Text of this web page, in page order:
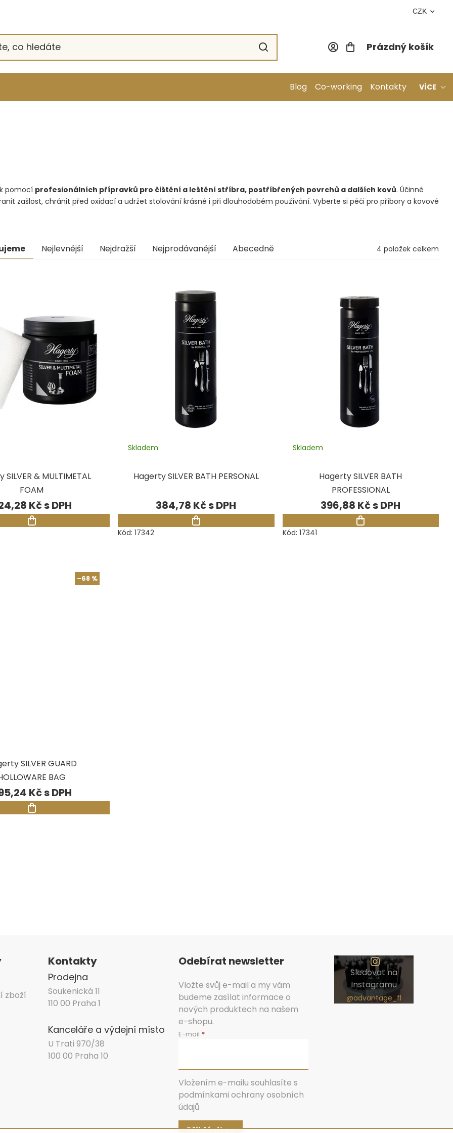
CZK
Nákupní
Prázdný košík
Blog Co-working Kontakty VÍCE
pomocí profesionálních přípravků pro čištění a leštění stříbra, postříbřených povrchů a dalších kovů. Účinné
zašlost, chránit před oxidací a udržet stolování krásné i při dlouhodobém používání. Vyberte si péči pro příbory a kovové
Nejlevnější Nejdražší Nejprodávanější Abecedně 4 položek celkem
SILVER & MULTIMETAL
FOAM
Kč
Hagerty SILVER BATH PERSONAL
Skladem
384,78 Kč
Kód:17342
Hagerty SILVER BATH
PROFESSIONAL
Skladem
396,88 Kč
Kód: 17341
–68 %
SILVER GUARD
BAG
Kč
zboží
Kontakty
Prodejna
Soukenická 11
110 00 Praha 1
Kanceláře a výdejní místo
U Trati 970/38
100 00 Praha 10
Odebírat newsletter
Vložte svůj e-mail a my vám
budeme zasílat informace o
nových produktech na našem
e-shopu.
E-mail
Vložením e-mailu souhlasíte s
podmínkami ochrany osobních
údajů
Přihlásit se
Sledovat na
Instagramu